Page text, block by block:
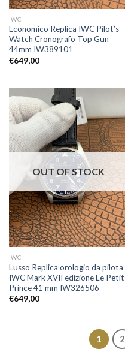
IWC
Economico Replica IWC Pilot’s
Watch Cronografo Top Gun
44mm IW389101
€649,00
OUT OF STOCK
IWC
Lusso Replica orologio da pilota
IWC Mark XVII edizione Le Petit
Prince 41 mm IW326506
€649,00
1 2